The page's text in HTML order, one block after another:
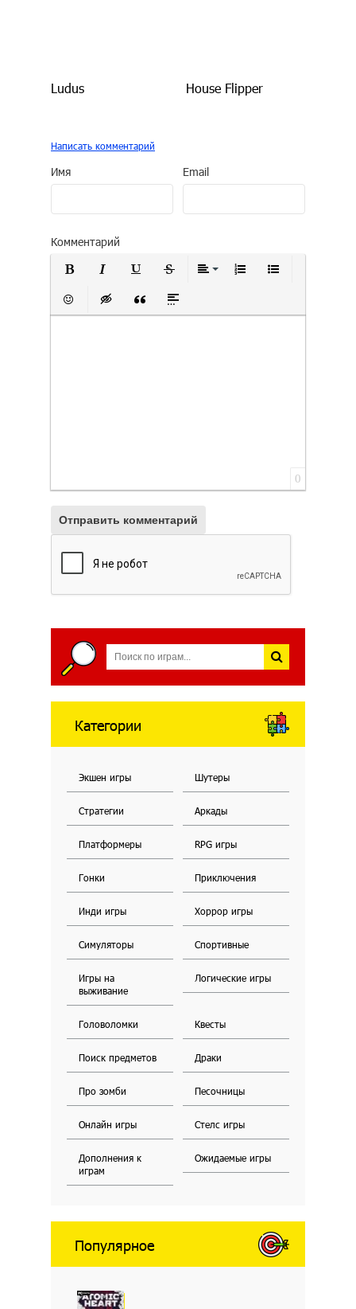
Ludus House Flipper
Написать комментарий
Имя Email
Комментарий
Полужирный
Вставить смайлик
Вставка скрытого текста
Вставка цитаты
Вставка спойлера
0
Отправить комментарий
Категории
Экшен игры Шутеры
Стратегии Аркады
Платформеры RPG игры
Гонки Приключения
Инди игры Хоррор игры
Симуляторы Спортивные
Игры на
выживание
Логические игры
Головоломки Квесты
Поиск предметов Драки
Про зомби Песочницы
Онлайн игры Стелс игры
Дополнения к
играм
Ожидаемые игры
Популярное